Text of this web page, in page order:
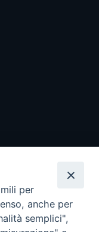
per
anche per
semplici",